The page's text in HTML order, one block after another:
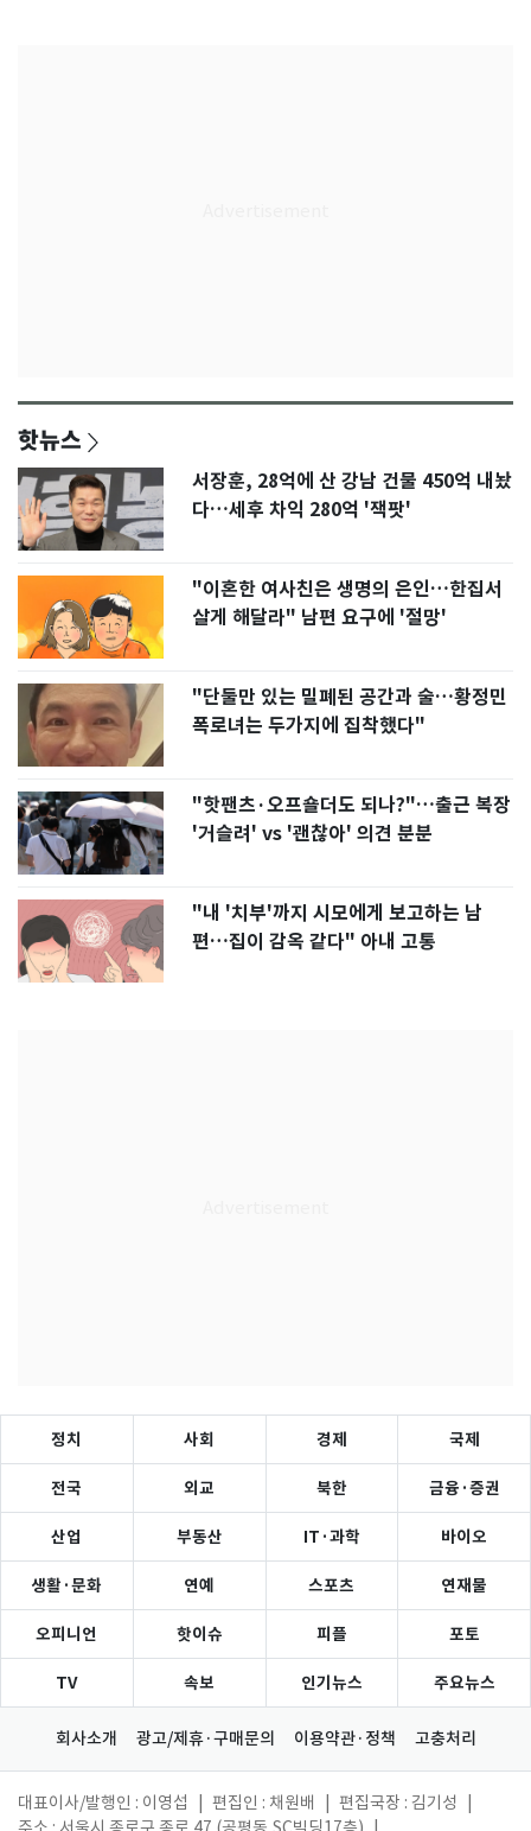
핫뉴스
서장훈, 28억에 산 강남 건물 450억 내놨
다…세후 차익 280억 '잭팟'
"이혼한 여사친은 생명의 은인…한집서
살게 해달라" 남편 요구에 '절망'
"단둘만 있는 밀폐된 공간과 술…황정민
폭로녀는 두가지에 집착했다"
"핫팬츠·오프숄더도 되나?"…출근 복장
'거슬려' vs '괜찮아' 의견 분분
"내 '치부'까지 시모에게 보고하는 남
편…집이 감옥 같다" 아내 고통
정치 사회 경제 국제
전국 외교 북한 금융·증권
산업 부동산 IT·과학 바이오
생활·문화 연예 스포츠 연재물
오피니언 핫이슈 피플 포토
TV 속보 인기뉴스 주요뉴스
회사소개 광고/제휴·구매문의 이용약관·정책 고충처리
대표이사/발행인 : 이영섭 편집인 : 채원배 편집국장 : 김기성